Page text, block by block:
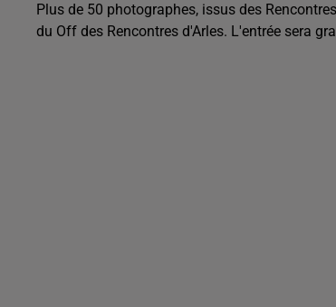
Plus de 50 photographes, issus des
du Off des Rencontres d'Arles. L'entrée sera